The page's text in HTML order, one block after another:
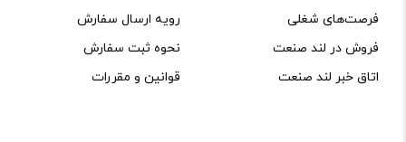
فرصت‌های شغلی
فروش در لند صنعت
اتاق خبر لند صنعت
رویه ارسال سفارش
نحوه ثبت سفارش
قوانین و مقررات